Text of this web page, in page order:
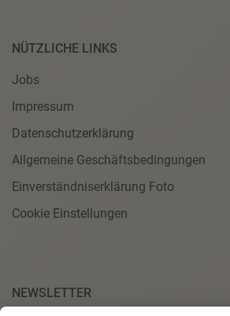
NÜTZLICHE LINKS
Jobs
Impressum
Datenschutzerklärung
Allgemeine Geschäftsbedingungen
Einverständniserklärung Foto
Cookie Einstellungen
NEWSLETTER